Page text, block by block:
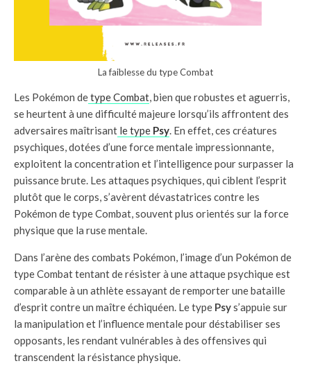
La faiblesse du type Combat
Les Pokémon detype Combat, bien que robustes et aguerris,
se heurtent à une difficulté majeure lorsqu’ils affrontent des
adversaires maîtrisant le type Psy. En effet, ces créatures
psychiques, dotées d’une force mentale impressionnante,
exploitent la concentration et l’intelligence pour surpasser la
puissance brute. Les attaques psychiques, qui ciblent l’esprit
plutôt que le corps, s’avèrent dévastatrices contre les
Pokémon de type Combat, souvent plus orientés sur la force
physique que la ruse mentale.
Dans l’arène des combats Pokémon, l’image d’un Pokémon de
type Combat tentant de résister à une attaque psychique est
comparable à un athlète essayant de remporter une bataille
d’esprit contre un maître échiquéen. Le type Psys’appuie sur
la manipulation et l’influence mentale pour déstabiliser ses
opposants, les rendant vulnérables à des offensives qui
transcendent la résistance physique.